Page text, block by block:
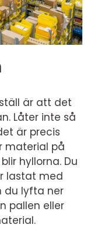
är att det
Låter inte så
är precis
material på
hyllorna. Du
lastat med
du lyfta ner
pallen eller